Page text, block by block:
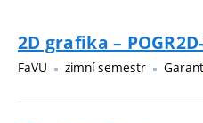
2D grafika –
FaVU zimní semestr